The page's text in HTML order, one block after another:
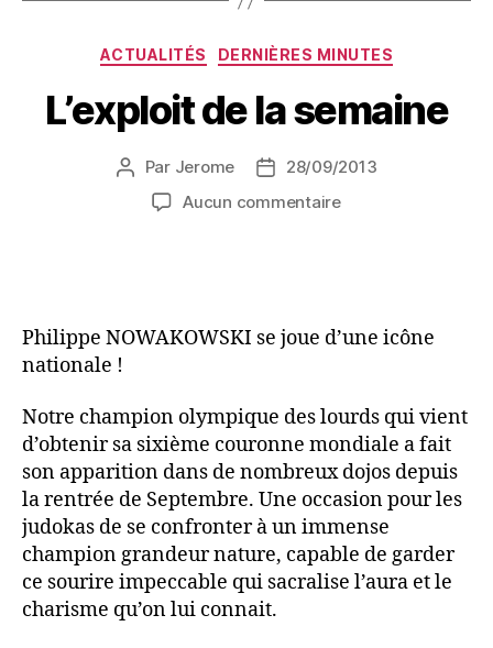
ACTUALITÉS DERNIÈRES MINUTES
L’exploit de la semaine
Par Jerome
28/09/2013
Aucun commentaire
Philippe NOWAKOWSKI se joue d’une icône
nationale !
Notre champion olympique des lourds qui vient
d’obtenir sa sixième couronne mondiale a fait
son apparition dans de nombreux dojos depuis
la rentrée de Septembre. Une occasion pour les
judokas de se confronter à un immense
champion grandeur nature, capable de garder
ce sourire impeccable qui sacralise l’aura et le
charisme qu’on lui connait.